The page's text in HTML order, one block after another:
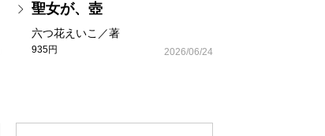
聖女が、壺
六つ花えいこ／著
935円 2026/06/24